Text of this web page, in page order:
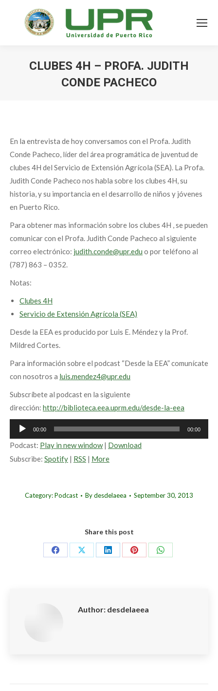
CLUBES 4H – PROFA. JUDITH
CONDE PACHECO
En la entrevista de hoy conversamos con el Profa. Judith
Conde Pacheco, líder del área programática de juventud de
clubes 4H del Servicio de Extensión Agrícola (SEA). La Profa.
Judith Conde Pacheco nos habla sobre los clubes 4H, su
historia, y su importancia en el desarrollo de niños y jóvenes
en Puerto Rico.
Para obtener mas información sobre los clubes 4H , se pueden
comunicar con el Profa. Judith Conde Pacheco al siguiente
correo electrónico: judith.conde@upr.edu o por teléfono al
(787) 863 – 0352.
Notas:
Clubes 4H
Servicio de Extensión Agrícola (SEA)
Desde la EEA es producido por Luis E. Méndez y la Prof.
Mildred Cortes.
Para información sobre el podcast “Desde la EEA” comunícate
con nosotros a luis.mendez4@upr.edu
Subscríbete al podcast en la siguiente
dirección: http://biblioteca.eea.uprm.edu/desde-la-eea
Audio
Player
00:00 00:00
Podcast: Play in new window| Download
Subscribe: Spotify | RSS | More
Category:Podcast Bydesdelaeea September 30, 2013
Share this post
Share
Share
Share
Share
Share
Author: desdelaeea